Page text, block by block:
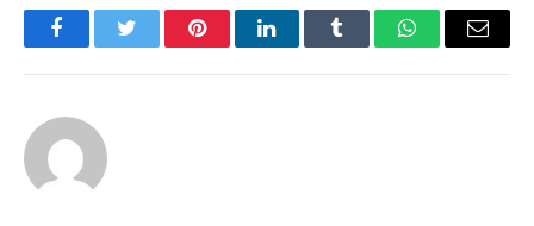
FacebookTwitter PinterestLinkedInTumblr WhatsAppEmail